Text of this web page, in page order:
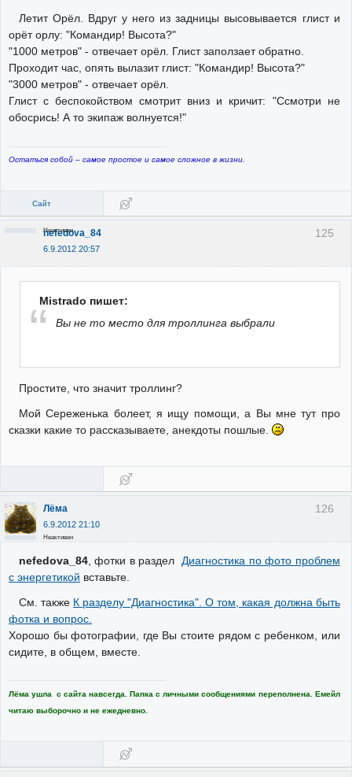
Летит Орёл. Вдруг у него из задницы высовывается глист и
орёт орлу: "Командир! Высота?"
"1000 метров" - отвечает орёл. Глист заползает обратно.
Проходит час, опять вылазит глист: "Командир! Высота?"
"3000 метров" - отвечает орёл.
Глист с беспокойством смотрит вниз и кричит: "Ссмотри не
обосрись! А то экипаж волнуется!"
Остаться собой – самое простое и самое сложное в жизни.
Сайт
125
nefedova_84
6.9.2012 20:57
Неактивен
Mistrado пишет:
Вы не то место для троллинга выбрали
Простите, что значит троллинг?
Мой Сереженька болеет, я ищу помощи, а Вы мне тут про
сказки какие то рассказываете, анекдоты пошлые.
126
Лёма
6.9.2012 21:10
Неактивен
nefedova_84, фотки в раздел Диагностика по фото проблем
с энергетикой вставьте.
См. также К разделу "Диагностика". О том, какая должна быть
фотка и вопрос.
Хорошо бы фотографии, где Вы стоите рядом с ребенком, или
сидите, в общем, вместе.
Лёма ушла с сайта навсегда. Папка с личными сообщениями переполнена. Емейл
читаю выборочно и не ежедневно.